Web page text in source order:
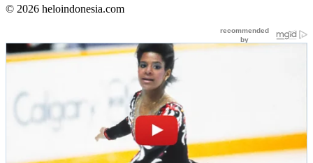
© 2026 heloindonesia.com